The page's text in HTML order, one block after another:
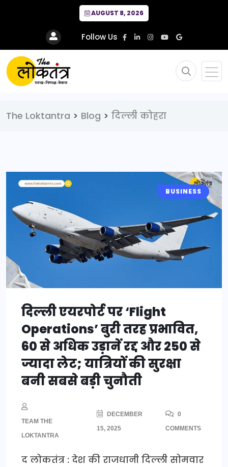
AUGUST 8, 2026
Follow Us
The Loktantra > Blog > दिल्ली कोहरा
BUSINESS
दिल्ली एयरपोर्ट पर ‘Flight
Operations’ बुरी तरह प्रभावित,
60 से अधिक उड़ानें रद्द और 250 से
ज्यादा लेट; यात्रियों की सुरक्षा
बनी सबसे बड़ी चुनौती
TEAM THE
LOKTANTRA
DECEMBER
15, 2025
0
COMMENTS
द लोकतंत्र : देश की राजधानी दिल्ली सोमवार